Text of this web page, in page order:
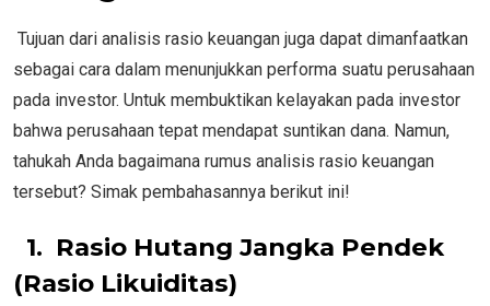
Tujuan dari analisis rasio keuangan juga dapat dimanfaatkan
sebagai cara dalam menunjukkan performa suatu perusahaan
pada investor. Untuk membuktikan kelayakan pada investor
bahwa perusahaan tepat mendapat suntikan dana. Namun,
tahukah Anda bagaimana rumus analisis rasio keuangan
tersebut? Simak pembahasannya berikut ini!
1. Rasio Hutang Jangka Pendek
(Rasio Likuiditas)